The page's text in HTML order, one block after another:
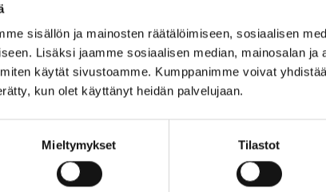
sisällön ja mainosten räätälöimiseen, sosiaalisen
Lisäksi jaamme sosiaalisen median, mainosalan ja
käytät sivustoamme. Kumppanimme voivat
kun olet käyttänyt heidän palvelujaan.
Mieltymykset Tilastot
melua ja tärinää aiheuttavasta
(YSL 118 §)
anniskeluravintolat Oy on 17.7.2023 toimittanut
118 §:n mukaisen ilmoituksen melua ja
järjestettävää ulkoilmakonserttia. Tapahtuma